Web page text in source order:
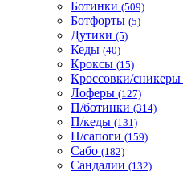
Ботинки (509)
Ботфорты (5)
Дутики (5)
Кеды (40)
Кроксы (15)
Кроссовки/сникеры
Лоферы (127)
П/ботинки (314)
П/кеды (131)
П/сапоги (159)
Сабо (182)
Сандалии (132)